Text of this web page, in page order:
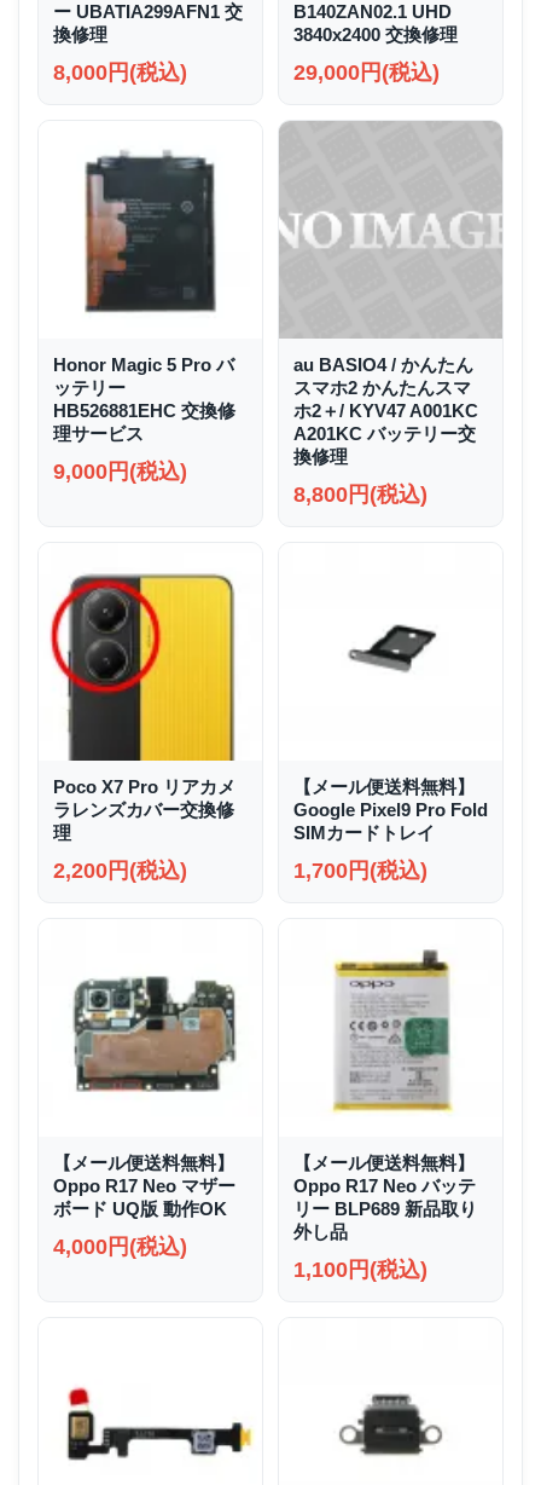
ー UBATIA299AFN1 交
換修理
8,000円(税込)
B140ZAN02.1 UHD
3840x2400 交換修理
29,000円(税込)
Honor Magic 5 Pro バ
ッテリー
HB526881EHC 交換修
理サービス
9,000円(税込)
au BASIO4 / かんたん
スマホ2 かんたんスマ
ホ2＋/ KYV47 A001KC
A201KC バッテリー交
換修理
8,800円(税込)
Poco X7 Pro リアカメ
ラレンズカバー交換修
理
2,200円(税込)
【メール便送料無料】
Google Pixel9 Pro Fold
SIMカードトレイ
1,700円(税込)
【メール便送料無料】
Oppo R17 Neo マザー
ボード UQ版 動作OK
4,000円(税込)
【メール便送料無料】
Oppo R17 Neo バッテ
リー BLP689 新品取り
外し品
1,100円(税込)